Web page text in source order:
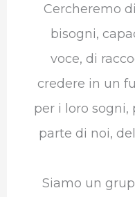
Cercheremo
bisogni,
voce, di
credere in un
per i loro sogni,
parte di noi,
Siamo un